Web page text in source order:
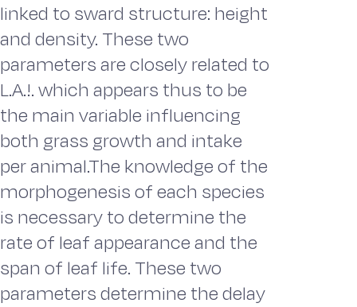
linked to sward structure: height
and density. These two
parameters are closely related to
L.A.!. which appears thus to be
the main variable influencing
both grass growth and intake
per animal.The knowledge of the
morphogenesis of each species
is necessary to determine the
rate of leaf appearance and the
span of leaf life. These two
parameters determine the delay